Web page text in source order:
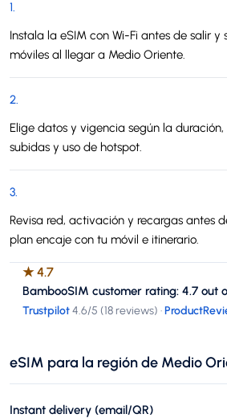
1.
Instala la eSIM con Wi-Fi antes de salir
móviles al llegar a Medio Oriente.
2.
Elige datos y vigencia según la duración,
subidas y uso de hotspot.
3.
Revisa red, activación y recargas antes
plan encaje con tu móvil e itinerario.
★4.7
BambooSIM customer rating: 4.7 out
Trustpilot4.6/5 (18 reviews) ·
eSIM para la región de Medio
Instant delivery (email/QR)